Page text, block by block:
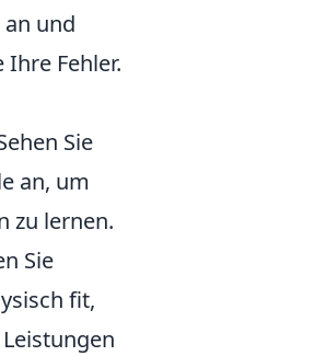
an und
Ihre Fehler.
Sie
an, um
zu lernen.
Sie
fit,